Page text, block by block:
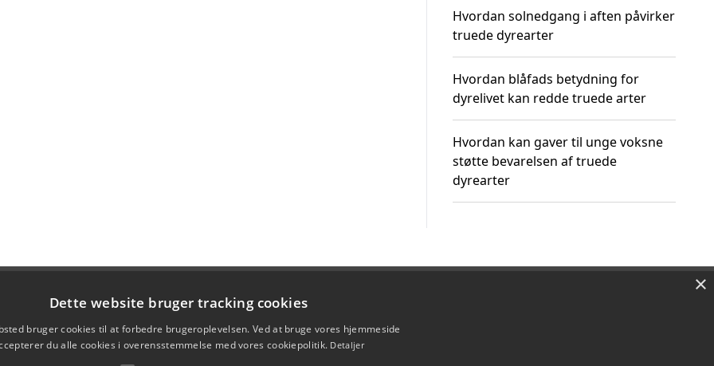
Hvordan solnedgang i aften påvirker
truede dyrearter
Hvordan blåfads betydning for
dyrelivet kan redde truede arter
Hvordan kan gaver til unge voksne
støtte bevarelsen af truede
dyrearter
×
Dette website bruger tracking cookies
bruger cookies til at forbedre brugeroplevelsen. Ved at bruge vores hjemmeside
du alle cookies i overensstemmelse med vores cookiepolitik. Detaljer